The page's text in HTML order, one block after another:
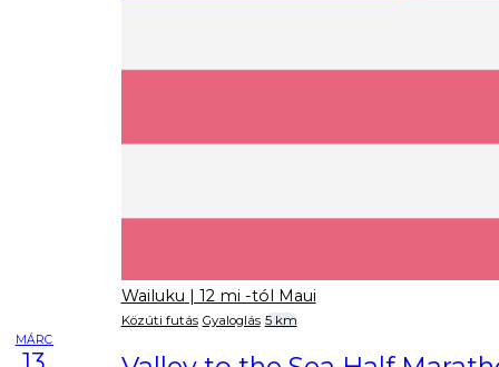
Wailuku | 12 mi -tól Maui
Közúti futás Gyaloglás 5 km
MÁRC